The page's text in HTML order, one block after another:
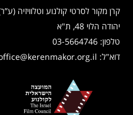
קרן מקור לסרטי קולנוע וטלוויזיה
יהודה הלוי 48, ת"א
טלפון:03-5664746
דוא"ל: